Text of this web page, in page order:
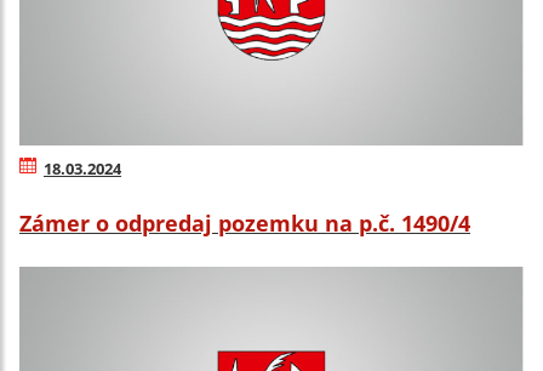
18.03.2024
Zámer o odpredaj pozemku na p.č. 1490/4